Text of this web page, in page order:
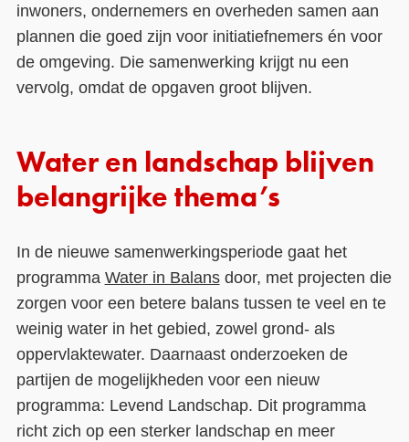
inwoners, ondernemers en overheden samen aan
plannen die goed zijn voor initiatiefnemers én voor
de omgeving. Die samenwerking krijgt nu een
vervolg, omdat de opgaven groot blijven.
Water en landschap blijven
belangrijke thema’s
In de nieuwe samenwerkingsperiode gaat het
programma Water in Balansdoor, met projecten die
zorgen voor een betere balans tussen te veel en te
weinig water in het gebied, zowel grond- als
oppervlaktewater. Daarnaast onderzoeken de
partijen de mogelijkheden voor een nieuw
programma: Levend Landschap. Dit programma
richt zich op een sterker landschap en meer